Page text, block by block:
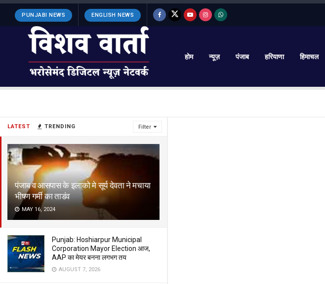
LATEST TRENDING Filter
पंजाब व आसपास के इलाको मे सूर्य देवता ने मचाया
भीषण गर्मी का ताडंव
MAY 16, 2024
Punjab: Hoshiarpur Municipal
Corporation Mayor Election आज,
AAP का मेयर बनना लगभग तय
AUGUST 7, 2026
PUNJABI NEWS ENGLISH NEWS
होम न्यूज़ पंजाब हरियाणा हिमाचल